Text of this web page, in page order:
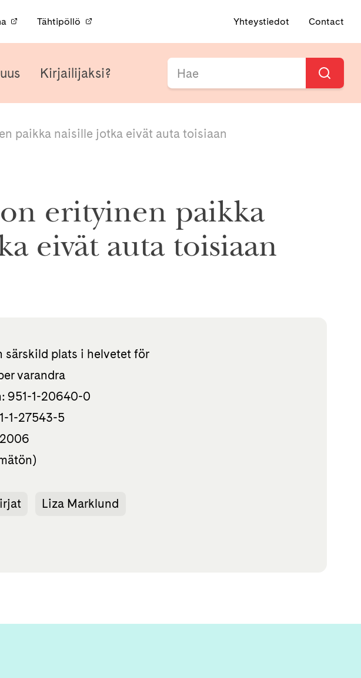
Tähtipöllö Yhteystiedot Contact
Kirjailijaksi?
paikka naisille jotka eivät auta toisiaan
erityinen paikka
eivät auta toisiaan
särskild plats i helvetet för
varandra
951-1-20640-0
1-27543-5
Liza Marklund